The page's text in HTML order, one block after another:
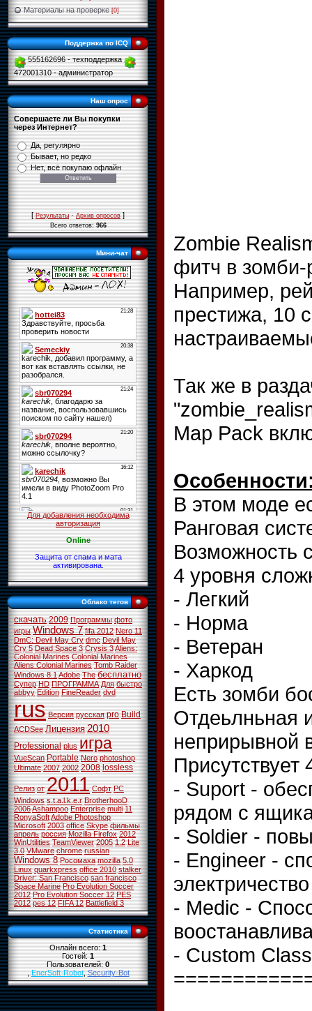
Материалы на проверке [0]
Поддержка по ICQ
555162696 - техподдержка
472001310 - администратор
Наш опрос
Совершаете ли Вы покупки
через Интернет?
Да, регулярно
Бывает, но редко
Нет, всё покупаю офлайн
[Результаты·Архив опросов]
Всего ответов:966
Мини-чат
Для добавления необходима
авторизация
Online
Защита от спама и мата
активирована.
Облако тегов
скачать 2009 Программы фото
игры Windows 7 fifa 2012 Nero 11
DmC: Devil May Cry dmc Devil May
Cry 5 Dead Space 3 Crysis 3Aliens:
Colonial Marines Colonial Marines
Aliens Colonial Marines Tomb Raider
Windows 8.1Adobe The бесплатно
Супер HD ПРОГРАММА Для быстро
abbyy Edition FineReader dvd
rus Версия русская pro Build
ACDSee Лицензия 2010
Professional plus игра
VueScan Portable Nero photoshop
Ultimate 2007 2002 2008 lossless
Релиз от 2011 Софт PC
Windows s.t.a.l.k.e.r BrotherhooD
2006Ashampoo Enterprise multi 11
RonyaSoftAdobe Photoshop
Microsoft 2003 office Skype фильмы
апрель россия Mozilla Firefox 2012
WinUtilities TeamViewer 2005 1.2 Lite
3.0 VMware chrome russian
Windows 8 Росомаха mozilla 5.0
Linux quarkxpress office 2010 stalker
Driver: San Francisco san francisco
Space Marine Pro Evolution Soccer
2012 Pro Evolution Soccer 12 PES
2012 pes 12 FIFA 12 Battlefield 3
Статистика
Онлайн всего:1
Гостей:1
Пользователей:0
,EnerSoft-Robot,Security-Bot
Zombie
фитч в
Например,
престижа, 10
Так же в
Map Pack
В этом моде
Ранговая
Возможность
4 уровня
- Легкий
- Норма
- Ветеран
- Харкод
Есть зомби
Отдеьлньная
неприрывной
Присутствует
- Suport -
рядом с
- Soldier -
- Engineer -
- Medic -
- Custom